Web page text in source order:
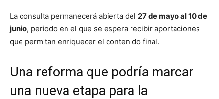
La consulta permanecerá abierta del 27 de mayo al 10 de
junio, periodo en el que se espera recibir aportaciones
que permitan enriquecer el contenido final.
Una reforma que podría marcar
una nueva etapa para la